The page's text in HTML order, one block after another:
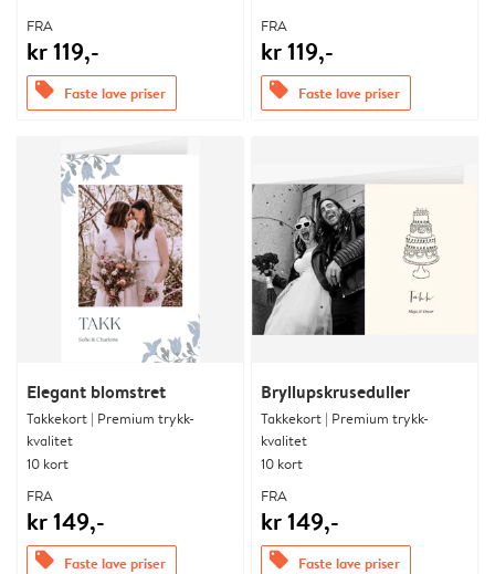
FRA
kr 119,-
offers Faste lave priser
FRA
kr 119,-
offers Faste lave priser
Elegant blomstret
Takkekort | Premium trykk-
kvalitet
10 kort
FRA
kr 149,-
offers Faste lave priser
Bryllupskruseduller
Takkekort | Premium trykk-
kvalitet
10 kort
FRA
kr 149,-
offers Faste lave priser